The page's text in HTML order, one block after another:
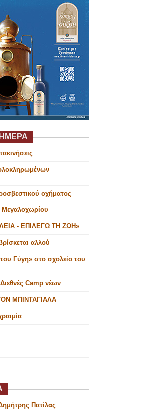
οχήματος
- ΕΠΙΛΕΓΩ ΤΗ ΖΩΗ»
αλλού
Γύγη» στο σχολείο του
Camp νέων
ΜΠΙΝΤΑΓΙΑΛΑ
Πατίλας